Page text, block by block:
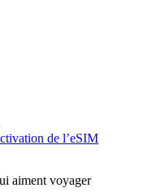
de l’eSIM
aiment voyager